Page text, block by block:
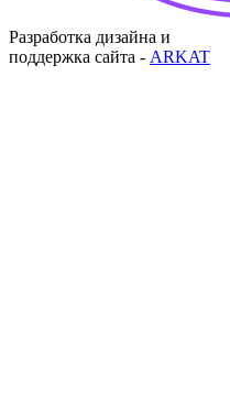
Разработка дизайна и
поддержка сайта - ARKAT